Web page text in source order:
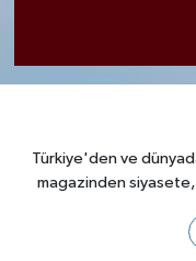
Türkiye'den ve
magazinden